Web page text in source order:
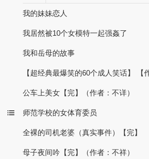
我的妹妹恋人
我居然被10个女模特一起强姦了
我和岳母的故事
【超经典最爆笑的60个成人笑话】 【
公车上美女【完】（作者：不详）
师范学校的女体育委员
全裸的司机老婆（真实事件）【完】
母子夜间吟【完】（作者：不祥）